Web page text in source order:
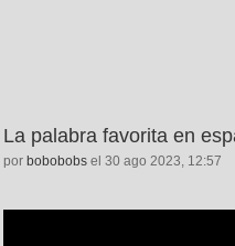
La palabra favorita en
por bobobobs el 30 ago 2023, 12:57